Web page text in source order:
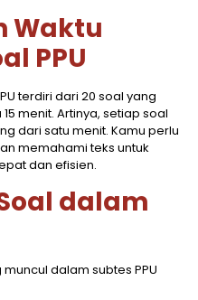
Waktu
PPU
terdiri dari 20 soal yang
menit. Artinya, setiap soal
dari satu menit. Kamu perlu
memahami teks untuk
dan efisien.​
dalam
dalam subtes PPU